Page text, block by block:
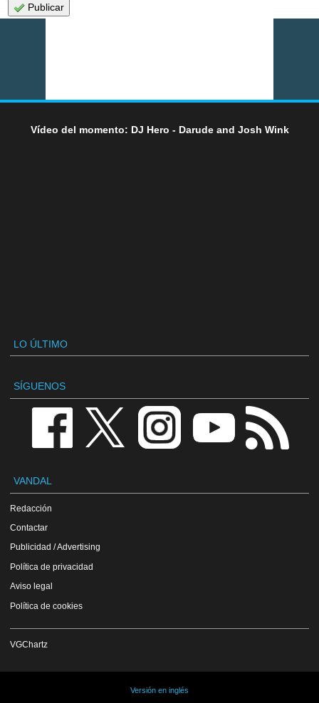
Publicar
Vídeo del momento: DJ Hero - Darude and Josh Wink
LO ÚLTIMO
SÍGUENOS
VANDAL
Redacción
Contactar
Publicidad / Advertising
Política de privacidad
Aviso legal
Política de cookies
VGChartz
Versión en inglés